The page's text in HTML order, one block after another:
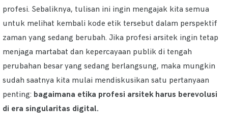
profesi. Sebaliknya, tulisan ini ingin mengajak kita semua
untuk melihat kembali kode etik tersebut dalam perspektif
zaman yang sedang berubah. Jika profesi arsitek ingin tetap
menjaga martabat dan kepercayaan publik di tengah
perubahan besar yang sedang berlangsung, maka mungkin
sudah saatnya kita mulai mendiskusikan satu pertanyaan
penting: bagaimana etika profesi arsitek harus berevolusi
di era singularitas digital.